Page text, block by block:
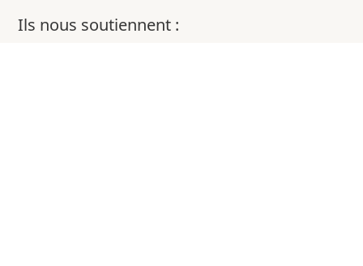
Ils nous soutiennent :